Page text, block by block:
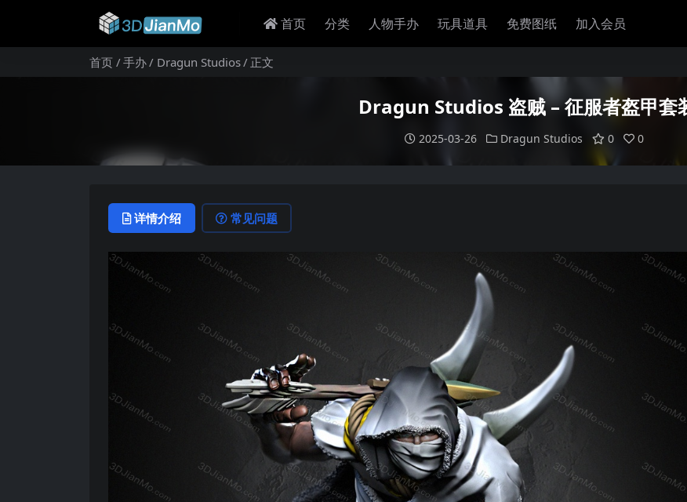
首页 分类 人物手办 玩具道具 免费图纸 加入会员
首页 手办 Dragun Studios 正文
Dragun Studios 盗贼 – 征服者盔甲套
2025-03-26 Dragun Studios 0 0
详情介绍 常见问题